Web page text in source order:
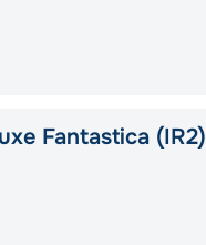
Fantastica (IR2)